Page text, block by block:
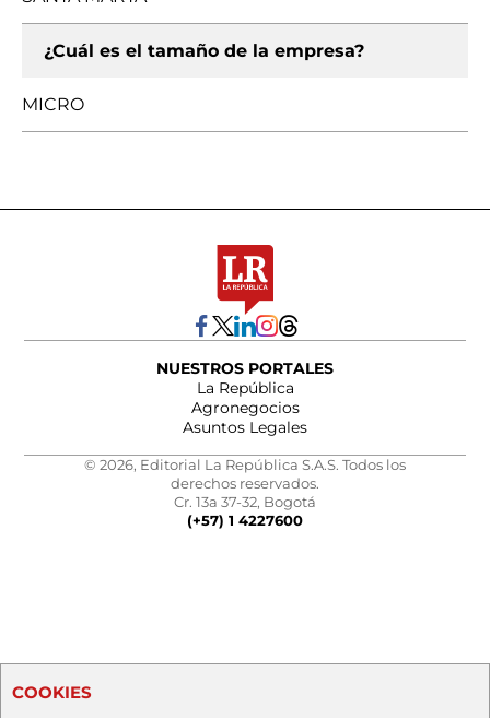
¿Cuál es el tamaño de la empresa?
MICRO
NUESTROS PORTALES
La República
Agronegocios
Asuntos Legales
© 2026, Editorial La República S.A.S. Todos los
derechos reservados.
Cr. 13a 37-32, Bogotá
(+57) 1 4227600
COOKIES